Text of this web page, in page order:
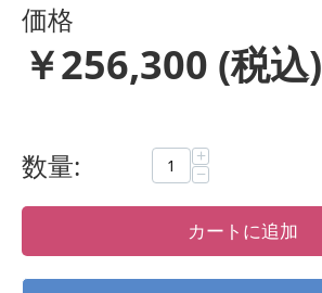
価格
￥256,300 (税込)
数量: +
−
カートに追加